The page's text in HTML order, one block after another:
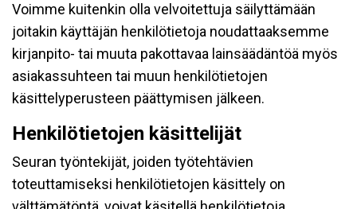
Voimme kuitenkin olla velvoitettuja säilyttämään
joitakin käyttäjän henkilötietoja noudattaaksemme
kirjanpito- tai muuta pakottavaa lainsäädäntöä myös
asiakassuhteen tai muun henkilötietojen
käsittelyperusteen päättymisen jälkeen.
Henkilötietojen käsittelijät
Seuran työntekijät, joiden työtehtävien
toteuttamiseksi henkilötietojen käsittely on